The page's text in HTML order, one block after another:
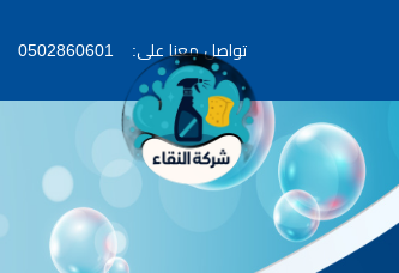
تواصل معنا على: 0502860601